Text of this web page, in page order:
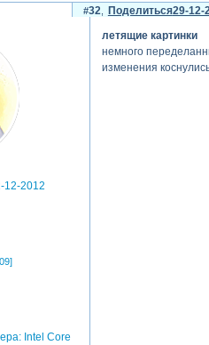
Поделиться
32 29-12-
12-2012
Intel Core
летящие картинки
немного
изменения